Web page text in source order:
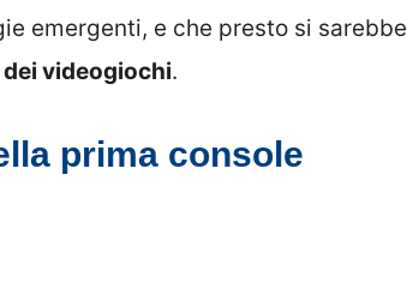
emergenti, e che presto si sarebbe
videogiochi.
prima console